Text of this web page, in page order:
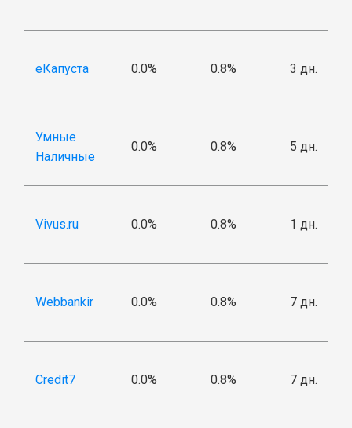
еКапуста 0.0% 0.8% 3 дн.
Умные
Наличные
0.0% 0.8% 5 дн.
Vivus.ru 0.0% 0.8% 1 дн.
Webbankir 0.0% 0.8% 7 дн.
Credit7 0.0% 0.8% 7 дн.